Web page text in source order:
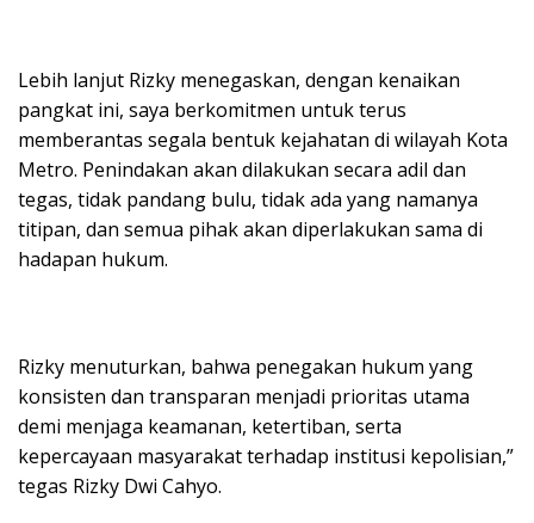
Lebih lanjut Rizky menegaskan, dengan kenaikan
pangkat ini, saya berkomitmen untuk terus
memberantas segala bentuk kejahatan di wilayah Kota
Metro. Penindakan akan dilakukan secara adil dan
tegas, tidak pandang bulu, tidak ada yang namanya
titipan, dan semua pihak akan diperlakukan sama di
hadapan hukum.
Rizky menuturkan, bahwa penegakan hukum yang
konsisten dan transparan menjadi prioritas utama
demi menjaga keamanan, ketertiban, serta
kepercayaan masyarakat terhadap institusi kepolisian,”
tegas Rizky Dwi Cahyo.